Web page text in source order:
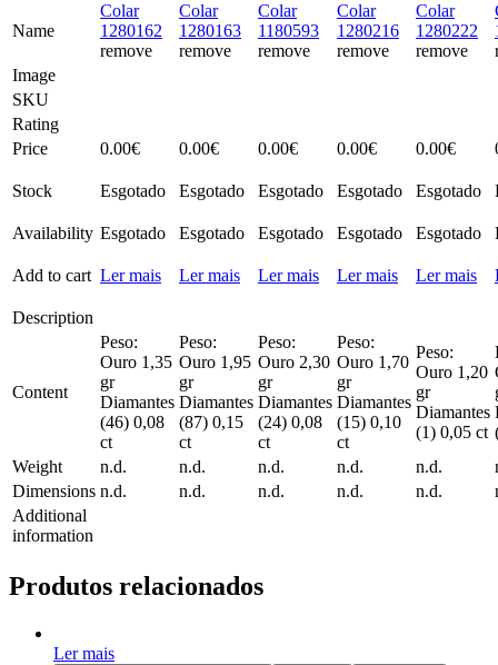
Name
Colar
1280162
remove
Colar
1280163
remove
Colar
1180593
remove
Colar
1280216
remove
Colar
1280222
remove
Image
SKU
Rating
Price
0.00€ 0.00€ 0.00€ 0.00€ 0.00€
Stock Esgotado Esgotado Esgotado Esgotado Esgotado
Availability Esgotado Esgotado Esgotado Esgotado Esgotado
Add to cart Ler mais Ler mais Ler mais Ler mais Ler mais
Description
Content
Peso:
Ouro 1,35
gr
Diamantes
(46) 0,08
ct
Peso:
Ouro 1,95
gr
Diamantes
(87) 0,15
ct
Peso:
Ouro 2,30
gr
Diamantes
(24) 0,08
ct
Peso:
Ouro 1,70
gr
Diamantes
(15) 0,10
ct
Peso:
Ouro 1,20
gr
Diamantes
(1) 0,05 ct
Weight
n.d. n.d. n.d. n.d. n.d.
Dimensions n.d. n.d. n.d. n.d. n.d.
Additional
information
Produtos relacionados
Ler mais